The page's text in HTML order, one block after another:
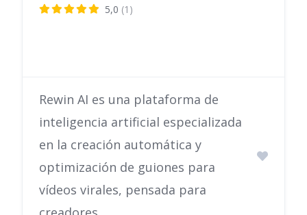
5,0 (1)
Rewin AI es una plataforma de
inteligencia artificial especializada
en la creación automática y
optimización de guiones para
vídeos virales, pensada para